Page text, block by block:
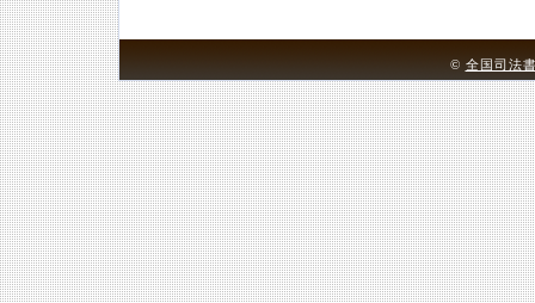
© 全国司法